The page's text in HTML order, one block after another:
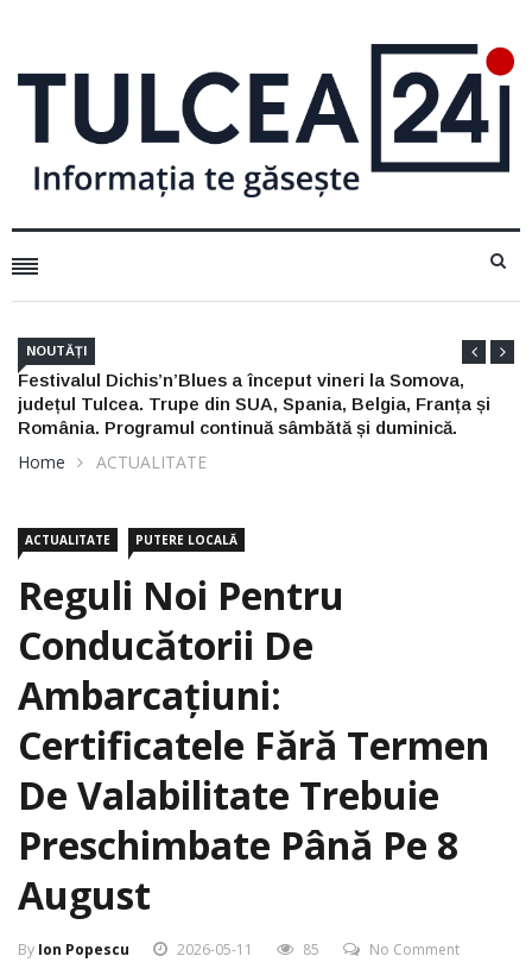
NOUTĂȚI
Nu arunca actele de pescuit din 2025: mai sunt bune trei
săptămâni, dar numai dacă le ai la tine
Home ACTUALITATE
Reguli Noi Pentru
Conducătorii De
Ambarcațiuni:
Certificatele Fără Termen
De Valabilitate Trebuie
Preschimbate Până Pe 8
August
Ion Popescu